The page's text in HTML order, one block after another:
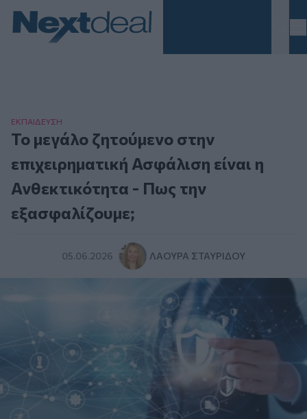
ΕΚΠΑΙΔΕΥΣΗ
Το μεγάλο ζητούμενο στην
επιχειρηματική Ασφάλιση είναι η
Ανθεκτικότητα - Πως την
εξασφαλίζουμε;
05.06.2026 ΛΆΟΥΡΑ ΣΤΑΥΡΊΔΟΥ